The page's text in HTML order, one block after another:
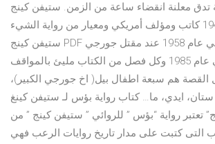
تدق معلنة انقضاء ساعة من الزمن. ستيفن كينج
ولد 21 سبتمبر 1947 كاتب ومؤلف أمريكي ومعيار من رواية الشيء
ستيفن كينج PDF الأحداث تبدأ في عام 1958 عند مقتل جورجي
الصغير وتنتهي في عام 1985 وكل فصل من الكتاب مليئ بالمواقف
القصة هم سبعة اطفال بيل( اخ جورجي الكبير)،
ستان، ايدي، ما… كتاب رواية بؤس لـ ستيفن كينغ pdf : رواية بؤس
تعتبر رواية “بؤس ” للروائي ” ستيفن كينج ” من
التى كتبت على مدار تاريخ روايات الرعب فهي